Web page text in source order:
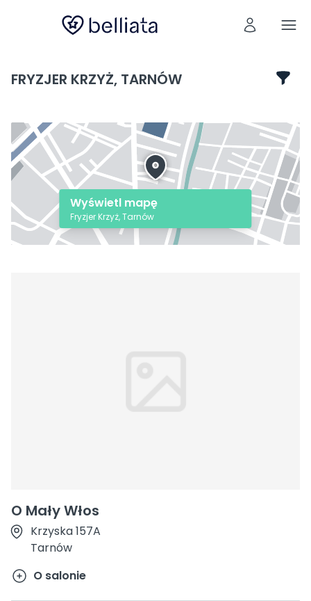
FRYZJER KRZYŻ, TARNÓW
O Mały Włos
Krzyska 157A
Tarnów
O salonie
Wyświetl mapę
Fryzjer Krzyż, Tarnów